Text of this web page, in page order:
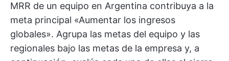
MRR de un equipo en Argentina contribuya a la
meta principal «Aumentar los ingresos
globales». Agrupa las metas del equipo y las
regionales bajo las metas de la empresa y, a